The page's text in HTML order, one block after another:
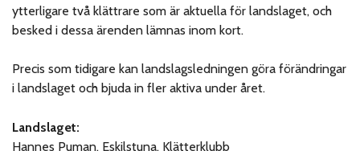
ytterligare två klättrare som är aktuella för landslaget, och
besked i dessa ärenden lämnas inom kort.
Precis som tidigare kan landslagsledningen göra förändringar
i landslaget och bjuda in fler aktiva under året.
Landslaget:
Hannes Puman, Eskilstuna, Klätterklubb